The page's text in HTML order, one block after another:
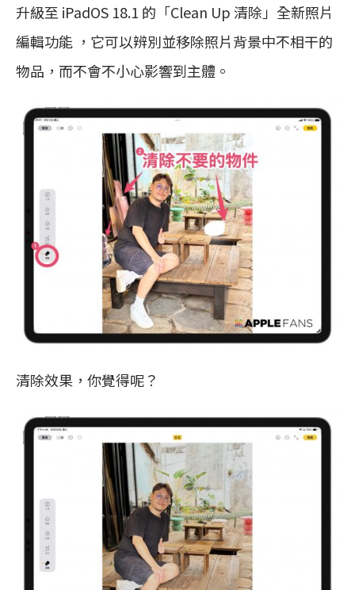
升級至 iPadOS 18.1 的「Clean Up 清除」全新照片
編輯功能 ，它可以辨別並移除照片背景中不相干的
物品，而不會不小心影響到主體。
清除效果，你覺得呢？